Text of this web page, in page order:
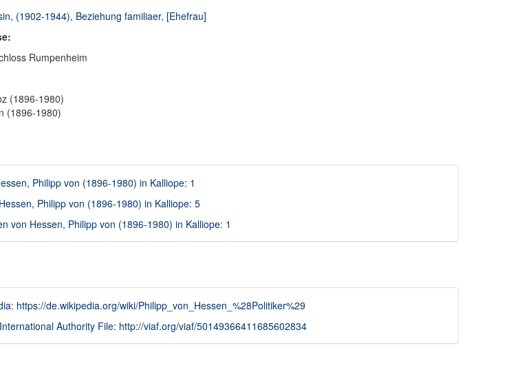
(1902-1944), Beziehung familiaer, [Ehefrau]
Rumpenheim
(1896-1980)
(1896-1980)
Philipp von (1896-1980) in Kalliope: 1
Philipp von (1896-1980) in Kalliope: 5
von Hessen, Philipp von (1896-1980) in Kalliope: 1
https://de.wikipedia.org/wiki/Philipp_von_Hessen_%28Politiker%29
Authority File: http://viaf.org/viaf/50149366411685602834